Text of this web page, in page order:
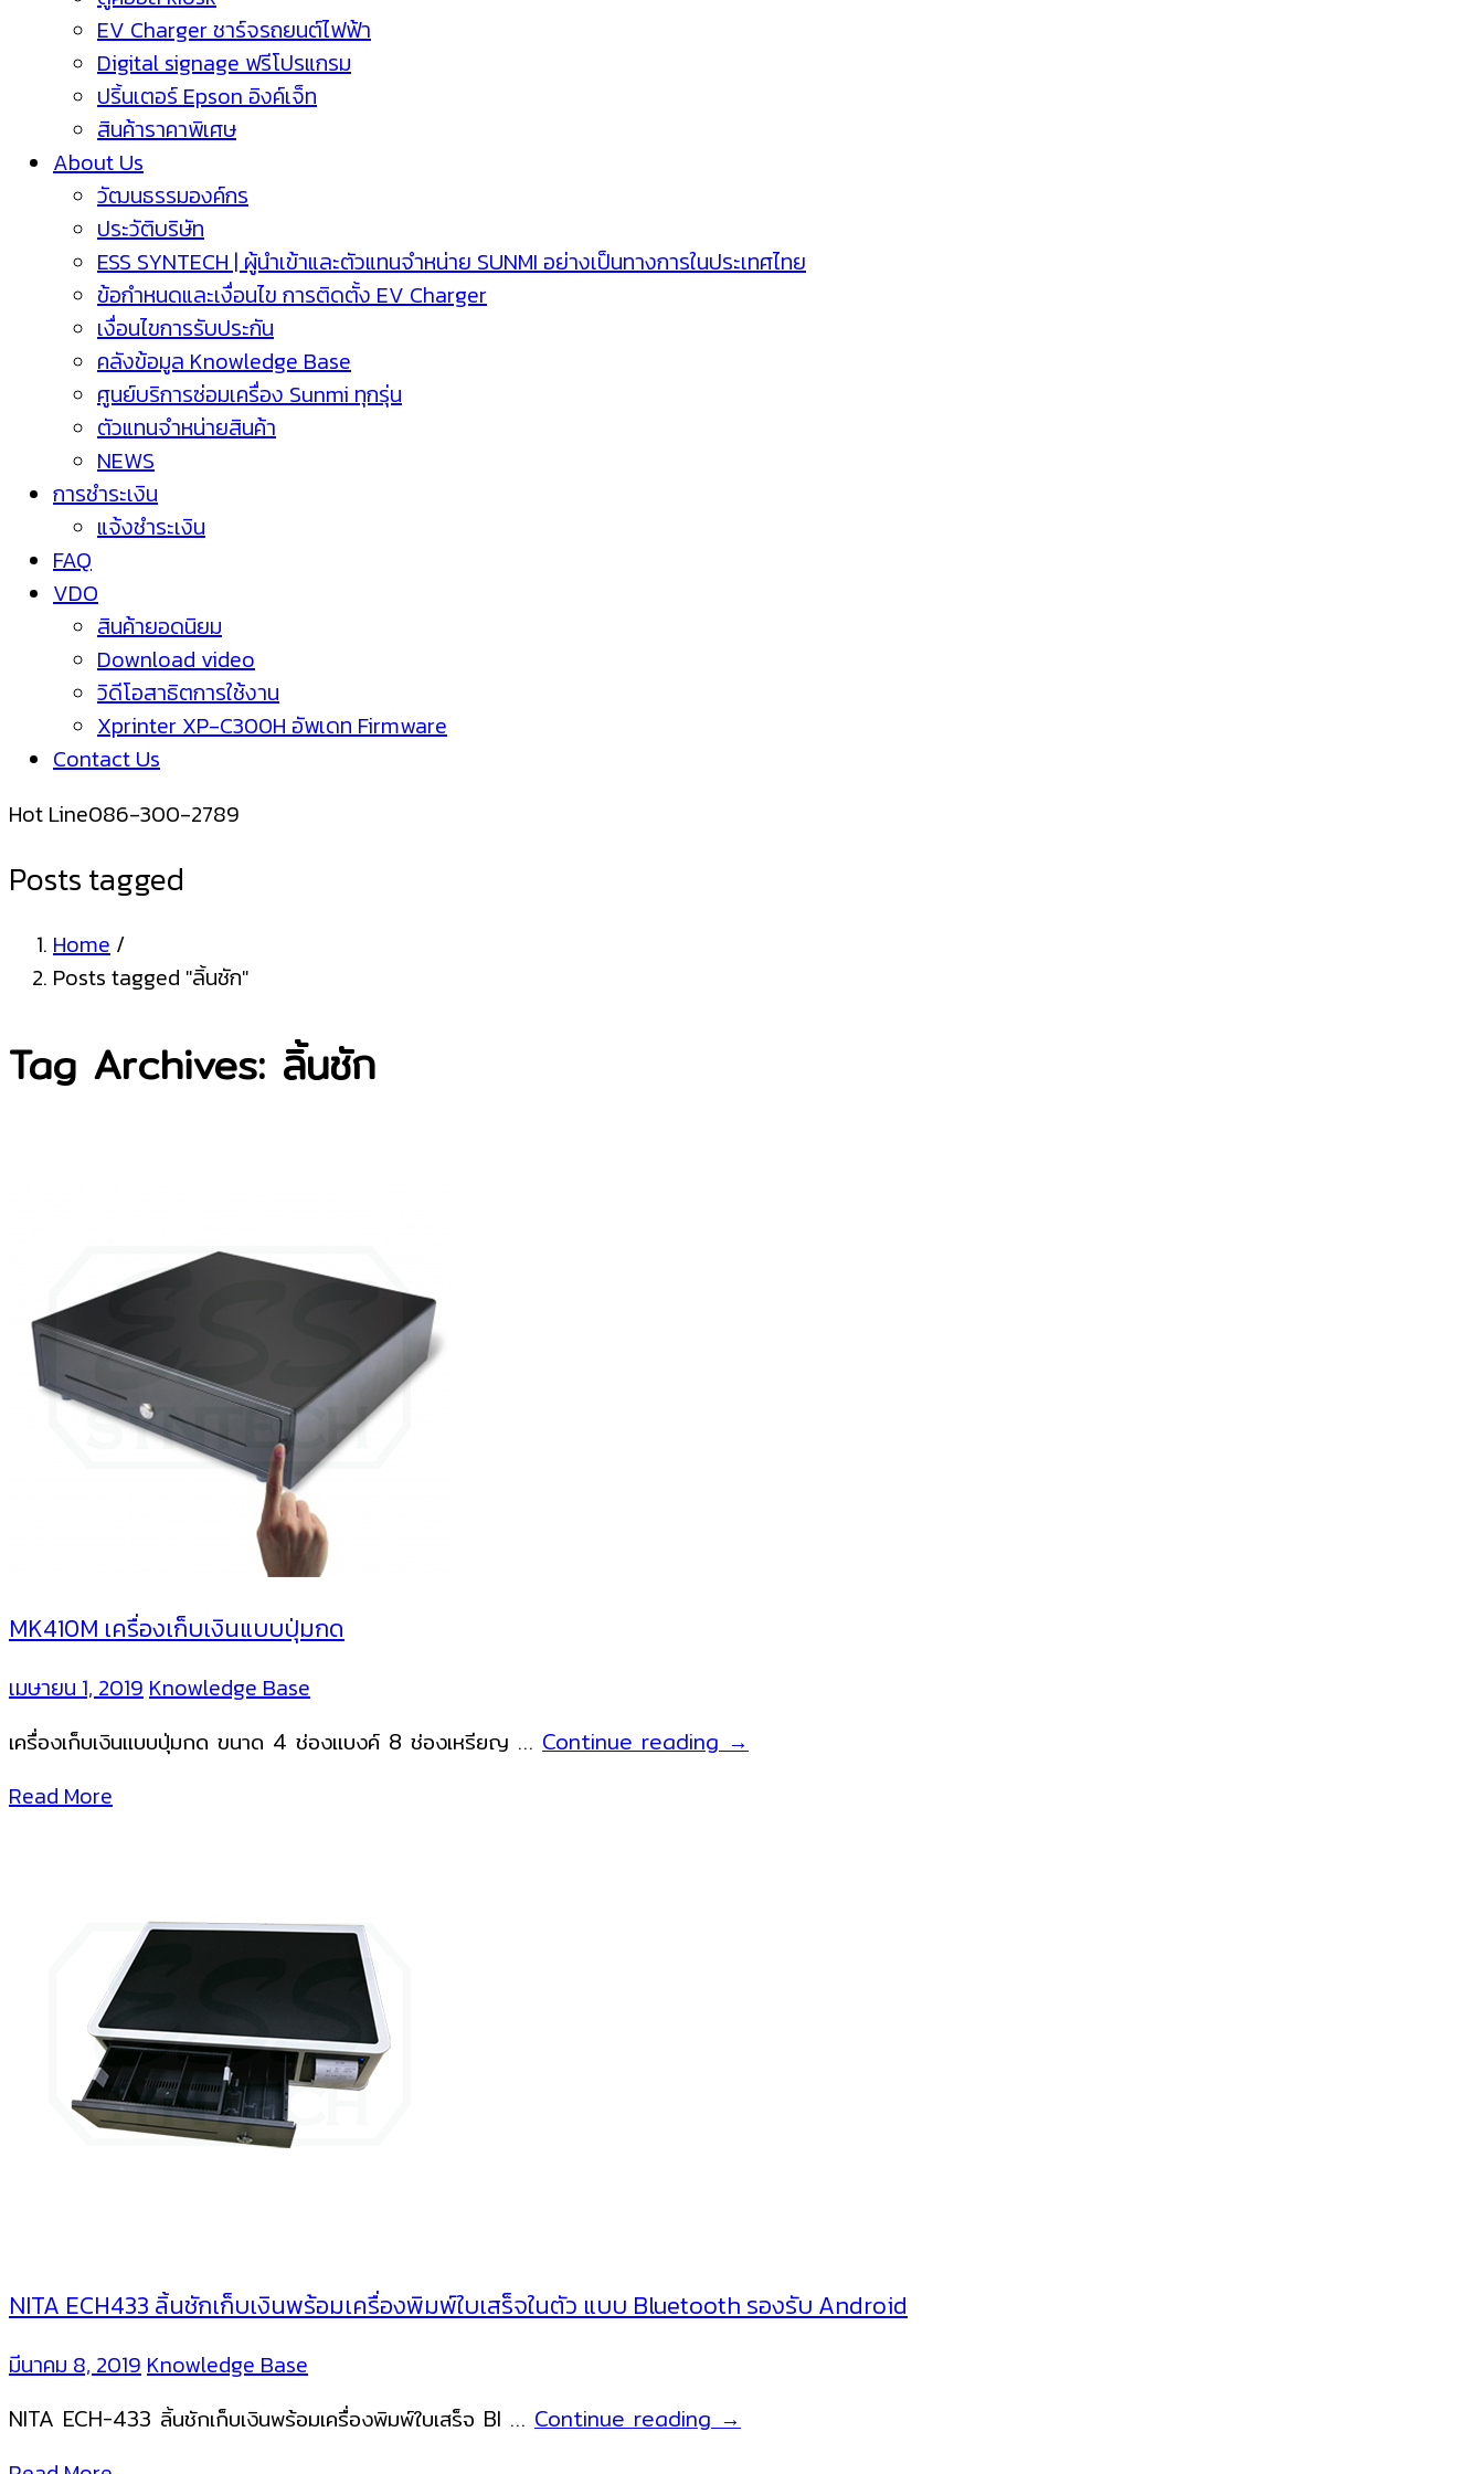
EV Charger ชาร์จรถยนต์ไฟฟ้า
Digital signage ฟรีโปรแกรม
ปริ้นเตอร์ Epson อิงค์เจ็ท
สินค้าราคาพิเศษ
About Us
วัฒนธรรมองค์กร
ประวัติบริษัท
ESS SYNTECH | ผู้นำเข้าและตัวแทนจำหน่าย SUNMI อย่างเป็นทางการในประเทศไทย
ข้อกำหนดและเงื่อนไข การติดตั้ง EV Charger
เงื่อนไขการรับประกัน
คลังข้อมูล Knowledge Base
ศูนย์บริการซ่อมเครื่อง Sunmi ทุกรุ่น
ตัวแทนจำหน่ายสินค้า
NEWS
การชำระเงิน
แจ้งชำระเงิน
FAQ
VDO
สินค้ายอดนิยม
Download video
วิดีโอสาธิตการใช้งาน
Xprinter XP-C300H อัพเดท Firmware
Contact Us
Hot Line086-300-2789
Posts tagged
Home /
Posts tagged "ลิ้นชัก"
Tag Archives: ลิ้นชัก
MK410M เครื่องเก็บเงินแบบปุ่มกด
เมษายน 1, 2019Knowledge Base
เครื่องเก็บเงินแบบปุ่มกด ขนาด 4 ช่องแบงค์ 8 ช่องเหรียญ … Continue readingMK410M
→
Read More
NITA ECH433 ลิ้นชักเก็บเงินพร้อมเครื่องพิมพ์ใบเสร็จในตัว แบบ Bluetooth รองรับ Android
มีนาคม 8, 2019Knowledge Base
NITA ECH-433 ลิ้นชักเก็บเงินพร้อมเครื่องพิมพ์ใบเสร็จ Bl … Continue readingNITA
→